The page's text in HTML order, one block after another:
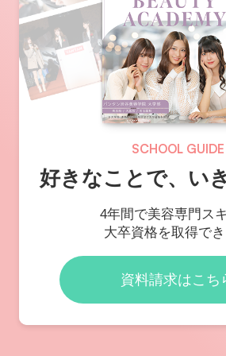
SCHOOL GUIDE
好きなことで、い
4年間で美容専門ス
大卒資格を取得でき
資料請求はこち